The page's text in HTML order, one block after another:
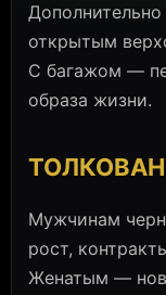
открытым
С багажом —
образа жизни.
Мужчинам
рост,
Женатым —